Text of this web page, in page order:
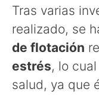
Tras varias
realizado, se
de flotación
estrés, lo
salud, ya que